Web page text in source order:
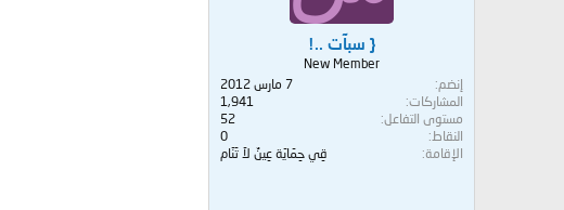
{ سبآت ..!
New Member
إنضم
7 مارس 2012
المشاركات
1,941
مستوى التفاعل
52
النقاط
0
الإقامة
قِي حِمَايَة عِينٌ لاَ تَنَام